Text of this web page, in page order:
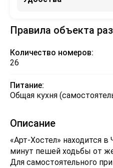
Правила объекта
Количество номеров:
26
Питание:
Общая кухня
Описание
«Арт-Хостел» находится
минут пешей ходьбы от
Для самостоятельного